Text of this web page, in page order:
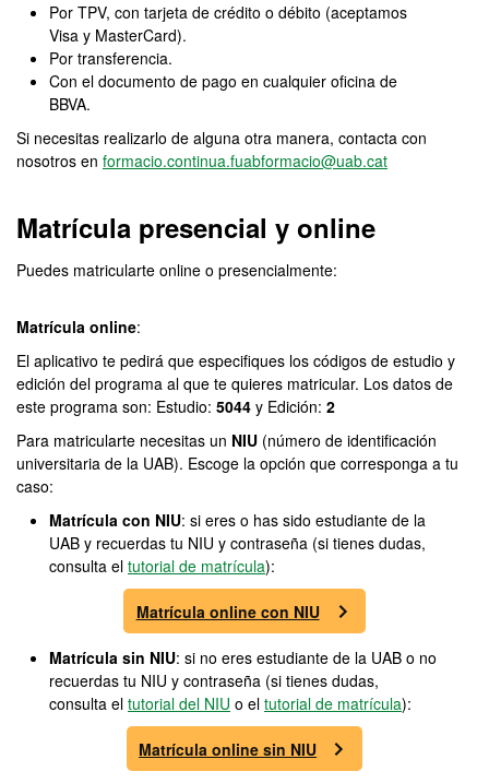
Por TPV, con tarjeta de crédito o débito (aceptamos
Visa y MasterCard).
Por transferencia.
Con el documento de pago en cualquier oficina de
BBVA.
Si necesitas realizarlo de alguna otra manera, contacta con
nosotros en formacio.continua.fuabformacio@uab.cat
Matrícula presencial y online
Puedes matricularte online o presencialmente:
Matrícula online:
El aplicativo te pedirá que especifiques los códigos de estudio y
edición del programa al que te quieres matricular. Los datos de
este programa son: Estudio: 5044 y Edición: 2
Para matricularte necesitas un NIU (número de identificación
universitaria de la UAB). Escoge la opción que corresponga a tu
caso:
Matrícula con NIU: si eres o has sido estudiante de la
UAB y recuerdas tu NIU y contraseña (si tienes dudas,
consulta el tutorial de matrícula):
Matrícula online con NIU
Matrícula sin NIU: si no eres estudiante de la UAB o no
recuerdas tu NIU y contraseña (si tienes dudas,
consulta el tutorial del NIU o el tutorial de matrícula):
Matrícula online sin NIU